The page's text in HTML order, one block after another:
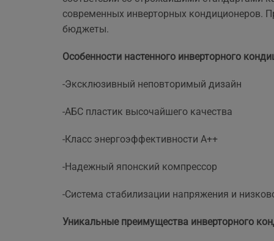
современных инверторных кондиционеров.
бюджеты.
Особенности настенного инверторного
-Эксклюзивный неповторимый дизайн
-АБС пластик высочайшего качества
-Класс энергоэффективности A++
-Надежный японский компрессор
-Система стабилизации напряжения и
Уникальные преимущества инверторного